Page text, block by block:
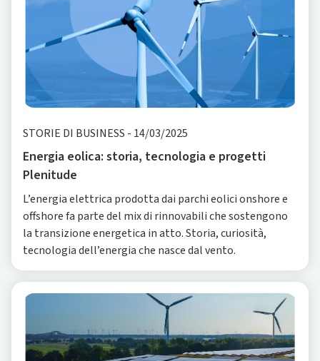
STORIE DI BUSINESS - 14/03/2025
Energia eolica: storia, tecnologia e progetti
Plenitude
L’energia elettrica prodotta dai parchi eolici onshore e
offshore fa parte del mix di rinnovabili che sostengono
la transizione energetica in atto. Storia, curiosità,
tecnologia dell’energia che nasce dal vento.